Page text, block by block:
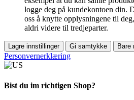
logge deg på kundekontoen din.
oss å knytte opplysningene til
aldri videre til tredjeparter.
Lagre innstillinger Gi samtykke Bare
Personvernerklæring
Bist du im richtigen Shop?